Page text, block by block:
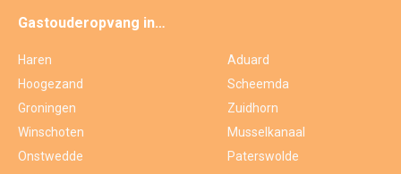
Gastouderopvang in…
Haren
Hoogezand
Groningen
Winschoten
Onstwedde
Aduard
Scheemda
Zuidhorn
Musselkanaal
Paterswolde